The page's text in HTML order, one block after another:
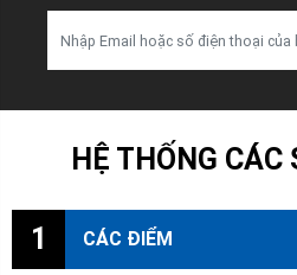
HỆ THỐNG CÁC
1 CÁC ĐIỂM